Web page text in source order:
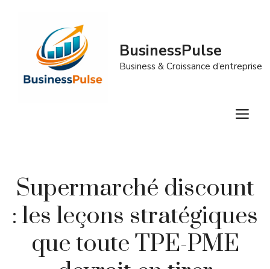
BusinessPulse
Business & Croissance d’entreprise
Supermarché discount
: les leçons stratégiques
que toute TPE-PME